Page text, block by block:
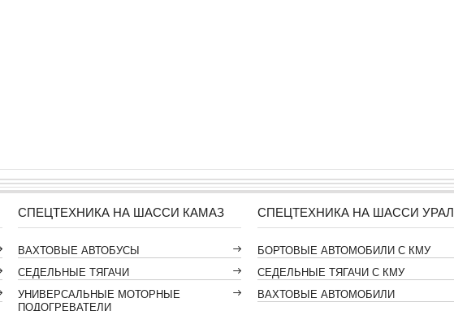
СПЕЦТЕХНИКА НА ШАССИ КАМАЗ
ВАХТОВЫЕ АВТОБУСЫ
СЕДЕЛЬНЫЕ ТЯГАЧИ
УНИВЕРСАЛЬНЫЕ МОТОРНЫЕ
ПОДОГРЕВАТЕЛИ
СПЕЦТЕХНИКА НА ШАССИ УРАЛ
БОРТОВЫЕ АВТОМОБИЛИ С КМУ
СЕДЕЛЬНЫЕ ТЯГАЧИ С КМУ
ВАХТОВЫЕ АВТОМОБИЛИ